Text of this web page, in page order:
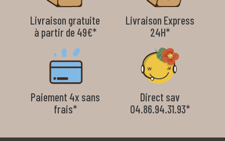
Livraison gratuite
à partir de 49€*
Livraison Express
24H*
Paiement 4x sans
frais*
Direct sav
04.86.94.31.93*